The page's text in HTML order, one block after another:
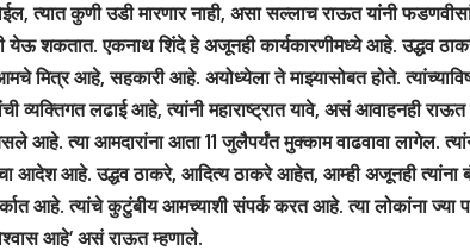
त्यात कुणी उडी मारणार नाही, असा सल्लाच राऊत यांनी
येऊ शकतात. एकनाथ शिंदे हे अजूनही कार्यकारणीमध्ये आहे. उद्धव ठाकरे
मित्र आहे, सहकारी आहे. अयोध्येला ते माझ्यासोबत होते.
व्यक्तिगत लढाई आहे, त्यांनी महाराष्ट्रात यावे, असं आवाहनही
आहे. त्या आमदारांना आता 11 जुलैपर्यंत मुक्काम वाढवावा लागेल.
आदेश आहे. उद्धव ठाकरे, आदित्य ठाकरे आहेत, आम्ही अजूनही त्यांना
आहे. त्यांचे कुटुंबीय आमच्याशी संपर्क करत आहे. त्या लोकांना ज्या
आहे’ असं राऊत म्हणाले.